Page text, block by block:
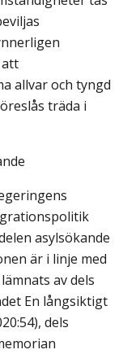
allvar och tyngd
träda i
asylsökande
är i linje med
av dels
En långsiktigt
dels